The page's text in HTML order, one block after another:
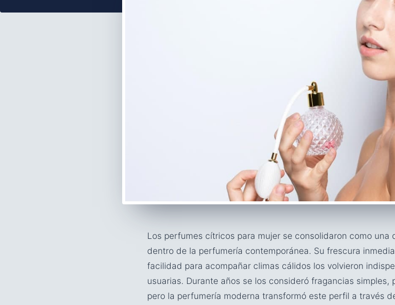
Los perfumes cítricos para mujer se consolidaron como una
dentro de la perfumería contemporánea. Su frescura
facilidad para acompañar climas cálidos los volvieron
usuarias. Durante años se los consideró fragancias simples,
pero la perfumería moderna transformó este perfil a través